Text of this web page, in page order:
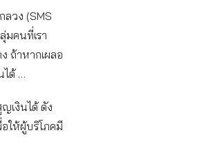
วง (SMS
มคนที่เรา
ถ้าหากเผลอ
ได้ …
เงินได้ ดัง
ให้ผู้บริโภคมี